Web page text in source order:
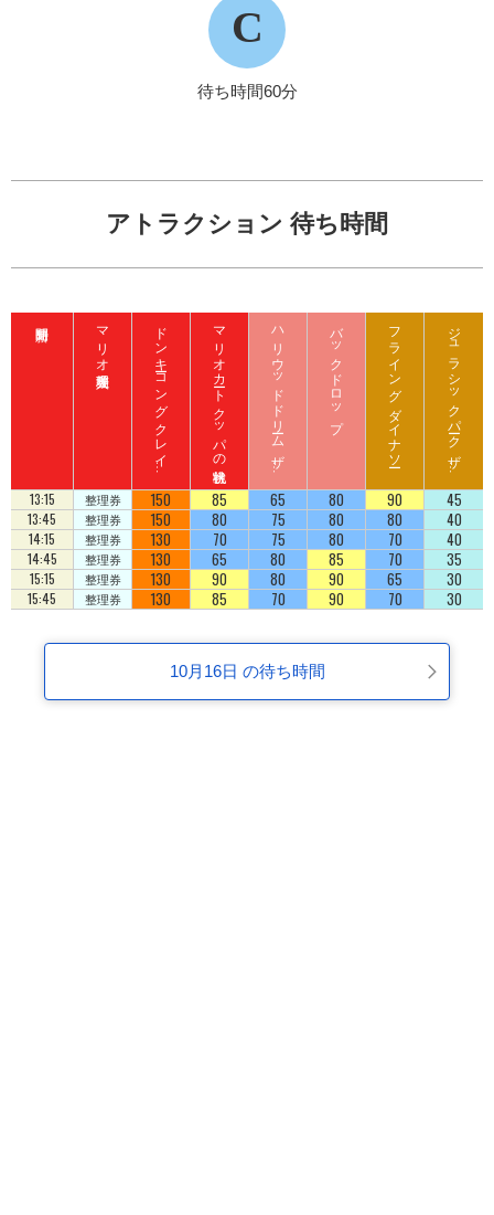
C
待ち時間60分
アトラクション 待ち時間
マリオ入場整理券 ド
ン
キ
ーコ
ン
グ
ク
レ
イ
ジ
ート
ロ
ッ
コ
マリオカート クッパの挑戦状 ハ
リ
ウ
ッ
ド
ド
リ
ーム
ザ
ラ
イ
ド
バックドロップ フライング ダイナソー ジ
ュ
ラ
シ
ッ
ク
パ
ーク
ザ
ラ
イ
ド
13:15 整理券 150 85 65 80 90 45
13:45 整理券 150 80 75 80 80 40
14:15 整理券 130 70 75 80 70 40
14:45 整理券 130 65 80 85 70 35
15:15 整理券 130 90 80 90 65 30
15:45 整理券 130 85 70 90 70 30
10月16日 の待ち時間